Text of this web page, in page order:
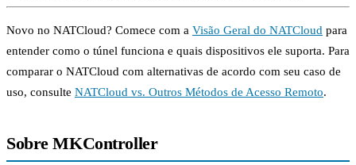
Novo no NATCloud? Comece com a Visão Geral do NATCloud para
entender como o túnel funciona e quais dispositivos ele suporta. Para
comparar o NATCloud com alternativas de acordo com seu caso de
uso, consulte NATCloud vs. Outros Métodos de Acesso Remoto.
Sobre MKController